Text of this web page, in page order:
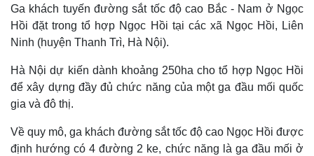
Hồ sơ
E-Magazine
Infographic
Ga khách tuyến đường sắt tốc độ cao Bắc - Nam ở Ngọc
Hồi đặt trong tổ hợp Ngọc Hồi tại các xã Ngọc Hồi, Liên
Ninh (huyện Thanh Trì, Hà Nội).
Hà Nội dự kiến dành khoảng 250ha cho tổ hợp Ngọc Hồi
để xây dựng đầy đủ chức năng của một ga đầu mối quốc
gia và đô thị.
Về quy mô, ga khách đường sắt tốc độ cao Ngọc Hồi được
định hướng có 4 đường 2 ke, chức năng là ga đầu mối ở